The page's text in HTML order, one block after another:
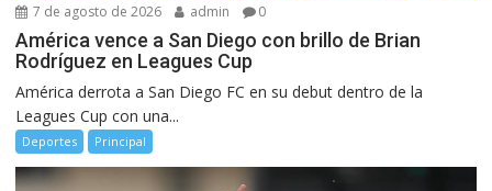
7 de agosto de 2026 admin 0
América vence a San Diego con brillo de Brian
Rodríguez en Leagues Cup
América derrota a San Diego FC en su debut dentro de la
Leagues Cup con una...
Deportes Principal